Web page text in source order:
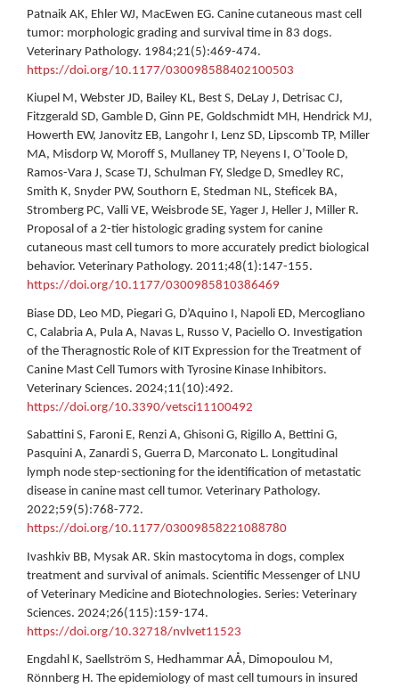
Patnaik AK, Ehler WJ, MacEwen EG. Canine cutaneous mast cell
tumor: morphologic grading and survival time in 83 dogs.
Veterinary Pathology. 1984;21(5):469-474.
https://doi.org/10.1177/030098588402100503
Kiupel M, Webster JD, Bailey KL, Best S, DeLay J, Detrisac CJ,
Fitzgerald SD, Gamble D, Ginn PE, Goldschmidt MH, Hendrick MJ,
Howerth EW, Janovitz EB, Langohr I, Lenz SD, Lipscomb TP, Miller
MA, Misdorp W, Moroff S, Mullaney TP, Neyens I, O’Toole D,
Ramos-Vara J, Scase TJ, Schulman FY, Sledge D, Smedley RC,
Smith K, Snyder PW, Southorn E, Stedman NL, Steficek BA,
Stromberg PC, Valli VE, Weisbrode SE, Yager J, Heller J, Miller R.
Proposal of a 2-tier histologic grading system for canine
cutaneous mast cell tumors to more accurately predict biological
behavior. Veterinary Pathology. 2011;48(1):147-155.
https://doi.org/10.1177/0300985810386469
Biase DD, Leo MD, Piegari G, D’Aquino I, Napoli ED, Mercogliano
C, Calabria A, Pula A, Navas L, Russo V, Paciello O. Investigation
of the Theragnostic Role of KIT Expression for the Treatment of
Canine Mast Cell Tumors with Tyrosine Kinase Inhibitors.
Veterinary Sciences. 2024;11(10):492.
https://doi.org/10.3390/vetsci11100492
Sabattini S, Faroni E, Renzi A, Ghisoni G, Rigillo A, Bettini G,
Pasquini A, Zanardi S, Guerra D, Marconato L. Longitudinal
lymph node step-sectioning for the identification of metastatic
disease in canine mast cell tumor. Veterinary Pathology.
2022;59(5):768-772.
https://doi.org/10.1177/03009858221088780
Ivashkiv BB, Mysak AR. Skin mastocytoma in dogs, complex
treatment and survival of animals. Scientific Messenger of LNU
of Veterinary Medicine and Biotechnologies. Series: Veterinary
Sciences. 2024;26(115):159-174.
https://doi.org/10.32718/nvlvet11523
Engdahl K, Saellström S, Hedhammar AÅ, Dimopoulou M,
Rönnberg H. The epidemiology of mast cell tumours in insured